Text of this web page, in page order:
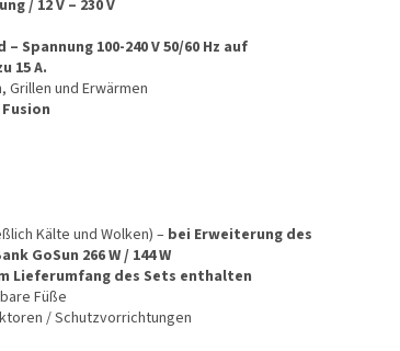
/ 12 V – 230 V
Spannung 100-240 V 50/60 Hz auf
15 A.
Grillen und Erwärmen
Kälte und Wolken) – bei Erweiterung des
GoSun 266 W / 144 W
Lieferumfang des Sets enthalten
Füße
/ Schutzvorrichtungen